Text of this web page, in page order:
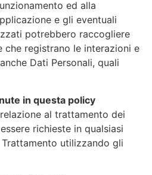
ed alla
e gli eventuali
potrebbero raccogliere
che registrano le interazioni e
Dati Personali, quali
in questa policy
al trattamento dei
richieste in qualsiasi
utilizzando gli